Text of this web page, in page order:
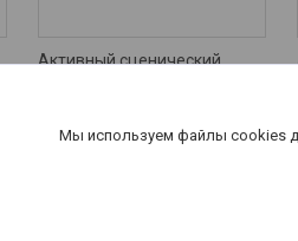
Активный сценический
Мы используем файлы cookies